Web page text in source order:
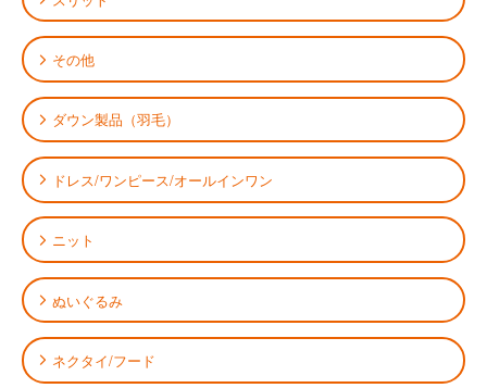
その他
ダウン製品（羽毛）
ドレス/ワンピース/オールインワン
ニット
ぬいぐるみ
ネクタイ/フード